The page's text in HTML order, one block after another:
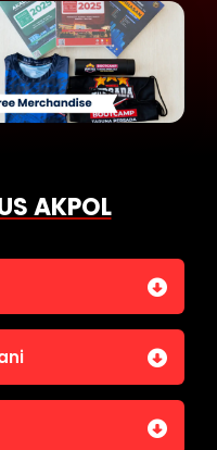
AKPOL
UU Kepolisian)